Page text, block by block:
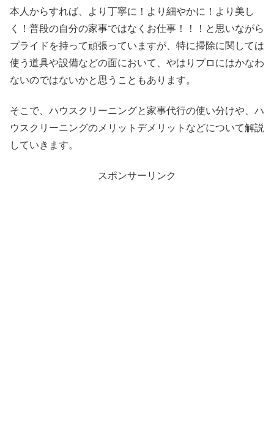
本人からすれば、より丁寧に！より細やかに！より美し
く！普段の自分の家事ではなくお仕事！！！と思いながら
プライドを持って頑張っていますが、特に掃除に関しては
使う道具や設備などの面において、やはりプロにはかなわ
ないのではないかと思うこともあります。
そこで、ハウスクリーニングと家事代行の使い分けや、ハ
ウスクリーニングのメリットデメリットなどについて解説
していきます。
スポンサーリンク